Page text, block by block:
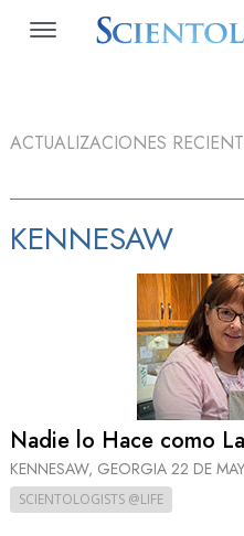
ACTUALIZACIONES
KENNESAW
Nadie lo Hace como
KENNESAW, GEORGIA 22 DE
SCIENTOLOGISTS @LIFE